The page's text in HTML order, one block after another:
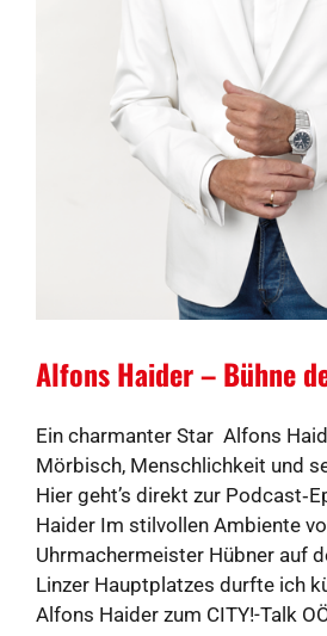
Alfons Haider – Bühne
Ein charmanter Star Alfons
Mörbisch, Menschlichkeit und
Hier geht’s direkt zur
Haider Im stilvollen Ambiente
Uhrmachermeister Hübner auf
Linzer Hauptplatzes durfte ich
Alfons Haider zum CITY!-Talk